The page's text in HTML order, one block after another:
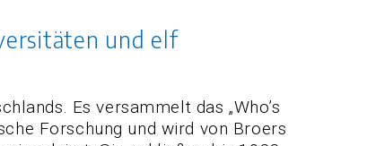
und elf
Es versammelt das „Who’s
Forschung und wird von Broers